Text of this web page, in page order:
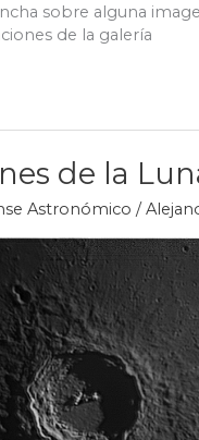
sobre alguna
de la galería
de la
Astronómico /